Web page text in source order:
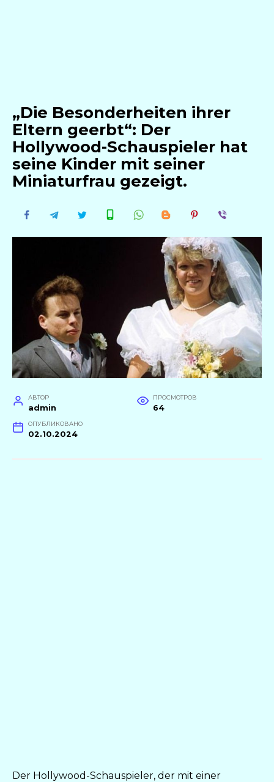
„Die Besonderheiten ihrer
Eltern geerbt“: Der
Hollywood-Schauspieler hat
seine Kinder mit seiner
Miniaturfrau gezeigt.
АВТОР
admin
ПРОСМОТРОВ
64
ОПУБЛИКОВАНО
02.10.2024
Der Hollywood-Schauspieler, der mit einer